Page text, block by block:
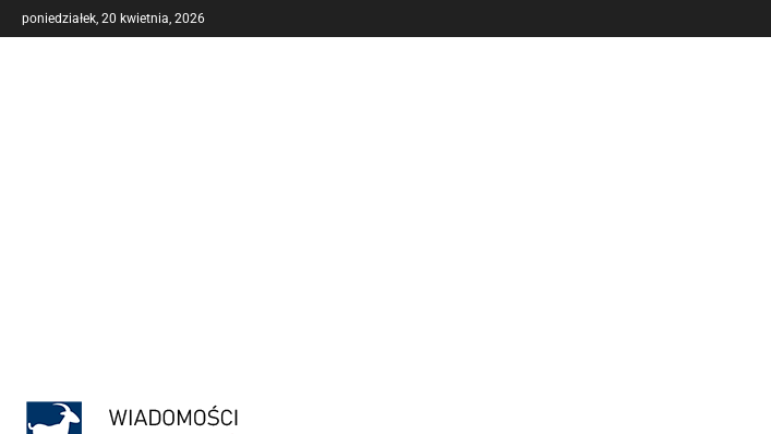
poniedziałek, 20 kwietnia, 2026